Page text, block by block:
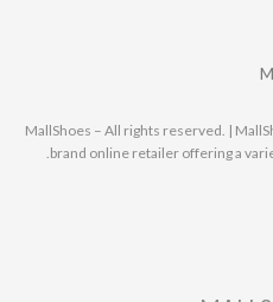
© 2025 MallShoes – All rights reserved. |
brand online retailer offering a